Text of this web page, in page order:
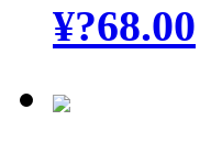
¥?68.00